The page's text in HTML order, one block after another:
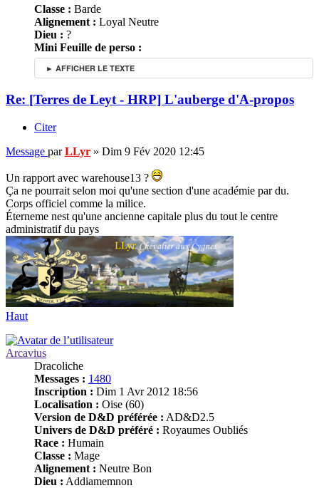
Classe : Barde
Alignement : Loyal Neutre
Dieu : ?
Mini Feuille de perso :
► AFFICHER LE TEXTE
Re: [Terres de Leyt - HRP] L'auberge d'A-propos
Citer
Message parLLyr » Dim 9 Fév 2020 12:45
Un rapport avec warehouse13 ?
Ça ne pourrait selon moi qu'une section d'une académie par du.
Corps officiel comme la milice.
Éterneme nest qu'une ancienne capitale plus du tout le centre
administratif du pays
Haut
Arcavius
Dracoliche
Messages : 1480
Inscription : Dim 1 Avr 2012 18:56
Localisation : Oise (60)
Version de D&D préférée : AD&D2.5
Univers de D&D préféré : Royaumes Oubliés
Race : Humain
Classe : Mage
Alignement : Neutre Bon
Dieu : Addiamemnon